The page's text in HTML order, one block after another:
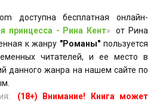
доступна бесплатная онлайн-
принцесса - Рина Кент»
от Рина
к жанру "Романы" пользуется
читателей, и ее место в
данного жанра на нашем сайте по
(18+) Внимание! Книга может